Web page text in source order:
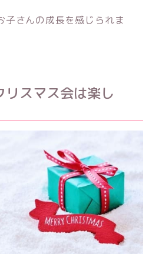
子さんの成長を感じられま
リスマス会は楽し